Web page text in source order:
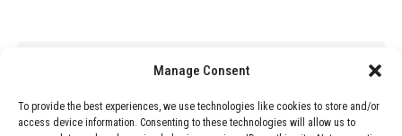
Manage Consent
To provide the best experiences, we use technologies like cookies to store and/or
access device information. Consenting to these technologies will allow us to